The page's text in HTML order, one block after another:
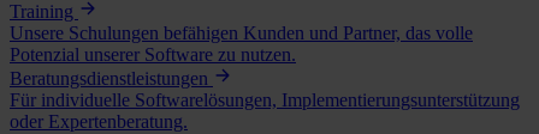
Training
Unsere Schulungen befähigen Kunden und Partner, das volle
Potenzial unserer Software zu nutzen.
Beratungsdienstleistungen
Für individuelle Softwarelösungen, Implementierungsunterstützung
oder Expertenberatung.